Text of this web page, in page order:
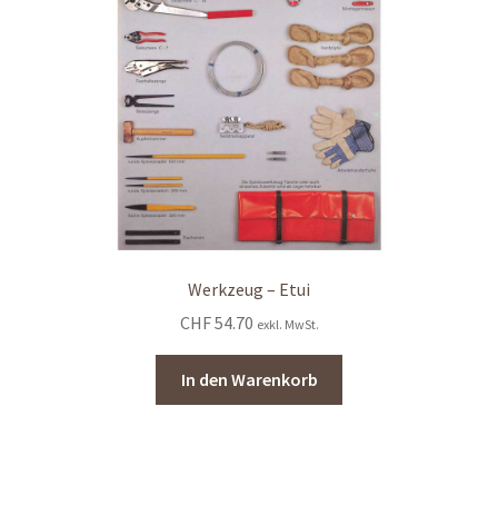
Werkzeug – Etui
CHF54.70 exkl. MwSt.
In den Warenkorb